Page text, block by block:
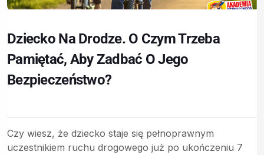
Dziecko Na Drodze. O Czym Trzeba
Pamiętać, Aby Zadbać O Jego
Bezpieczeństwo?
Czy wiesz, że dziecko staje się pełnoprawnym
uczestnikiem ruchu drogowego już po ukończeniu 7